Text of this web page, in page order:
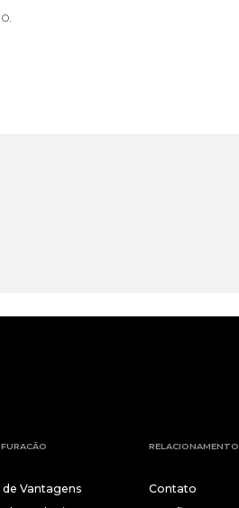
de Vantagens
RELACIONAMENTO
Contato